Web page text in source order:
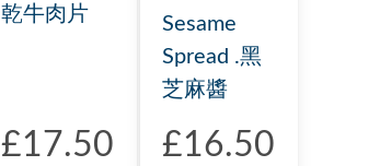
乾牛肉片
£17.50
Sesame
Spread .黑
芝麻醬
£16.50